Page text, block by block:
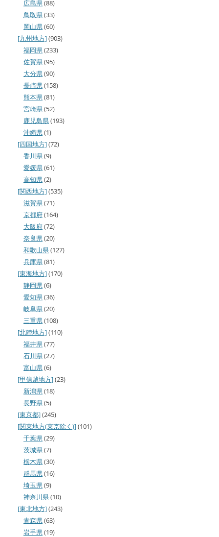
広島県(88)
鳥取県(33)
岡山県(60)
[九州地方](903)
福岡県(233)
佐賀県(95)
大分県(90)
長崎県(158)
熊本県(81)
宮崎県(52)
鹿児島県(193)
沖縄県(1)
[四国地方](72)
香川県(9)
愛媛県(61)
高知県(2)
[関西地方](535)
滋賀県(71)
京都府(164)
大阪府(72)
奈良県(20)
和歌山県(127)
兵庫県(81)
[東海地方](170)
静岡県(6)
愛知県(36)
岐阜県(20)
三重県(108)
[北陸地方](110)
福井県(77)
石川県(27)
富山県(6)
[甲信越地方](23)
新潟県(18)
長野県(5)
[東京都](245)
[関東地方(東京除く)](101)
千葉県(29)
茨城県(7)
栃木県(30)
群馬県(16)
埼玉県(9)
神奈川県(10)
[東北地方](243)
青森県(63)
岩手県(19)